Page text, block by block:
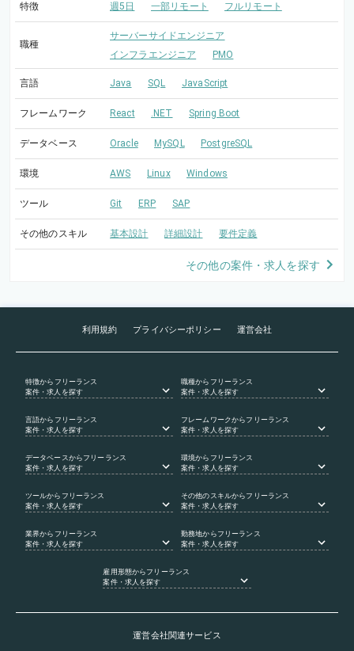
特徴 週5日 一部リモート フルリモート
職種
サーバーサイドエンジニア
インフラエンジニア
PMO
言語 Java SQL JavaScript
フレームワーク React .NET Spring Boot
データベース Oracle MySQL PostgreSQL
環境 AWS Linux Windows
ツール Git ERP SAP
その他のスキル 基本設計 詳細設計 要件定義
その他の案件・求人を探す
利用規約 プライバシーポリシー 運営会社
特徴からフリーランス
案件・求人を探す
職種からフリーランス
案件・求人を探す
言語からフリーランス
案件・求人を探す
フレームワークからフリーランス
案件・求人を探す
データベース からフリーランス
案件・求人を探す
環境からフリーランス
案件・求人を探す
ツールからフリーランス
案件・求人を探す
その他のスキルからフリーランス
案件・求人を探す
業界からフリーランス
案件・求人を探す
勤務地からフリーランス
案件・求人を探す
雇用形態からフリーランス
案件・求人を探す
運営会社関連サービス